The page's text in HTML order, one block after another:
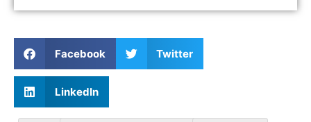
Facebook Twitter
LinkedIn